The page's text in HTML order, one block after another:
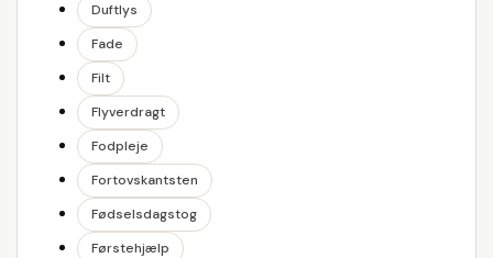
Duftlys
Fade
Filt
Flyverdragt
Fodpleje
Fortovskantsten
Fødselsdagstog
Førstehjælp